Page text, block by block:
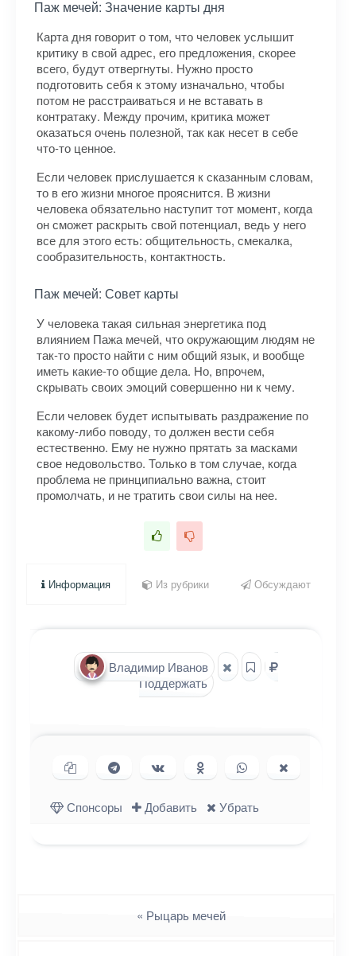
Паж мечей: Значение карты дня
Карта дня говорит о том, что человек услышит
критику в свой адрес, его предложения, скорее
всего, будут отвергнуты. Нужно просто
подготовить себя к этому изначально, чтобы
потом не расстраиваться и не вставать в
контратаку. Между прочим, критика может
оказаться очень полезной, так как несет в себе
что-то ценное.
Если человек прислушается к сказанным словам,
то в его жизни многое прояснится. В жизни
человека обязательно наступит тот момент, когда
он сможет раскрыть свой потенциал, ведь у него
все для этого есть: общительность, смекалка,
сообразительность, контактность.
Паж мечей: Совет карты
У человека такая сильная энергетика под
влиянием Пажа мечей, что окружающим людям не
так-то просто найти с ним общий язык, и вообще
иметь какие-то общие дела. Но, впрочем,
скрывать своих эмоций совершенно ни к чему.
Если человек будет испытывать раздражение по
какому-либо поводу, то должен вести себя
естественно. Ему не нужно прятать за масками
свое недовольство. Только в том случае, когда
проблема не принципиально важна, стоит
промолчать, и не тратить свои силы на нее.
Информация Из рубрики Обсуждают
Владимир Иванов
Поддержать
Копировать ссылку
Поделиться в Telegram
Поделиться ВКонтакте
Поделиться в
Одноклассниках
Поделиться в
WhatsApp
в X (Twitter)
Спонсоры
Добавить Убрать
« Рыцарь мечей